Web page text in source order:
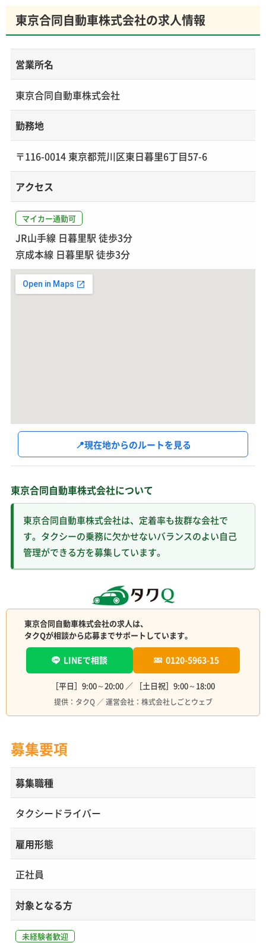
東京合同自動車株式会社の求人情報
営業所名
東京合同自動車株式会社
勤務地
〒116-0014 東京都荒川区東日暮里6丁目57-6
アクセス
マイカー通勤可
JR山手線 日暮里駅 徒歩3分
京成本線 日暮里駅 徒歩3分
📍現在地からのルートを見る
東京合同自動車株式会社について
東京合同自動車株式会社は、定着率も抜群な会社で
す。タクシーの乗務に欠かせないバランスのよい自己
管理ができる方を募集しています。
東京合同自動車株式会社の求人は、
タクQが相談から応募までサポートしています。
LINEで相談 0120-5963-15
［平日］9:00～20:00 ／ ［土日祝］9:00～18:00
提供：タクQ ／ 運営会社：株式会社しごとウェブ
募集要項
募集職種
タクシードライバー
雇用形態
正社員
対象となる方
未経験者歓迎